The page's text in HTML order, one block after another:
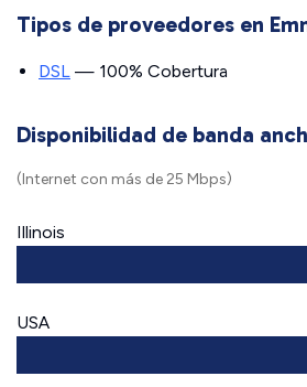
Tipos de proveedores en
DSL — 100% Cobertura
Disponibilidad de banda
(Internet con más de 25 Mbps)
Illinois
USA